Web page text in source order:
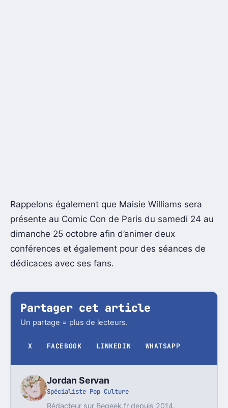
Rappelons également que Maisie Williams sera
présente au Comic Con de Paris du samedi 24 au
dimanche 25 octobre afin d’animer deux
conférences et également pour des séances de
dédicaces avec ses fans.
Partager cet article
Un partage = plus de lecteurs.
X FACEBOOK LINKEDIN WHATSAPP
Jordan Servan
Spécialiste Pop Culture
Rédacteur sur Begeek.fr depuis 2014,